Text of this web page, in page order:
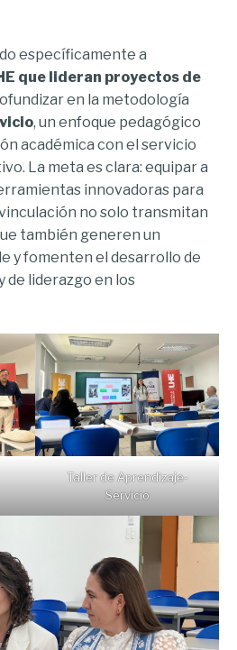
específicamente a
que lideran proyectos de
en la metodología
, un enfoque pedagógico
académica con el servicio
La meta es clara: equipar a
innovadoras para
no solo transmitan
también generen un
y fomenten el desarrollo de
de liderazgo en los
Taller de Aprendizaje-
Servicio